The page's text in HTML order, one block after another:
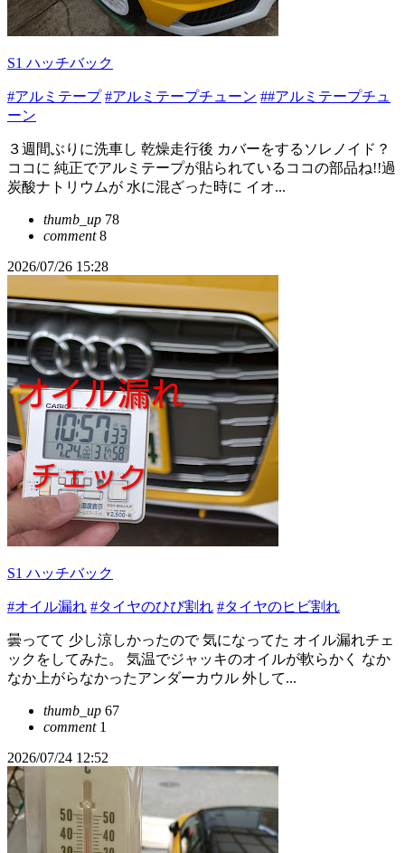
S1 ハッチバック
#アルミテープ #アルミテープチューン ##アルミテープチュ
ーン
３週間ぶりに洗車し 乾燥走行後 カバーをするソレノイド？
ココに 純正でアルミテープが貼られているココの部品ね!!過
炭酸ナトリウムが 水に混ざった時に イオ...
thumb_up 78
comment8
2026/07/26 15:28
S1 ハッチバック
#オイル漏れ #タイヤのひび割れ #タイヤのヒビ割れ
曇ってて 少し涼しかったので 気になってた オイル漏れチェ
ックをしてみた。 気温でジャッキのオイルが軟らかく なか
なか上がらなかったアンダーカウル 外して...
thumb_up 67
comment1
2026/07/24 12:52